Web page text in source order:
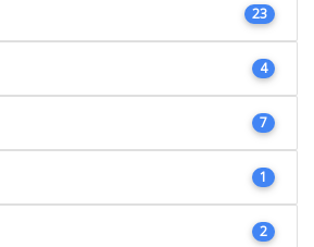
23
4
7
1
2